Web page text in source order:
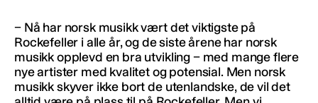
− Nå har norsk musikk vært det viktigste på
Rockefeller i alle år, og de siste årene har norsk
musikk opplevd en bra utvikling − med mange flere
nye artister med kvalitet og potensial. Men norsk
musikk skyver ikke bort de utenlandske, de vil det